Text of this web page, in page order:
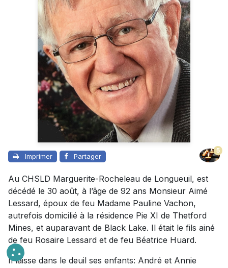
Imprimer Partager
5
Au CHSLD Marguerite-Rocheleau de Longueuil, est
décédé le 30 août, à l’âge de 92 ans Monsieur Aimé
Lessard, époux de feu Madame Pauline Vachon,
autrefois domicilié à la résidence Pie XI de Thetford
Mines, et auparavant de Black Lake. Il était le fils ainé
de feu Rosaire Lessard et de feu Béatrice Huard.
Il laisse dans le deuil ses enfants: André et Annie